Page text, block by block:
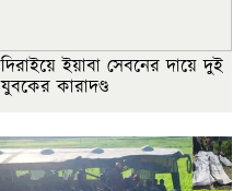
দিরাইয়ে ইয়াবা সেবনের দায়ে দুই
যুবকের কারাদণ্ড